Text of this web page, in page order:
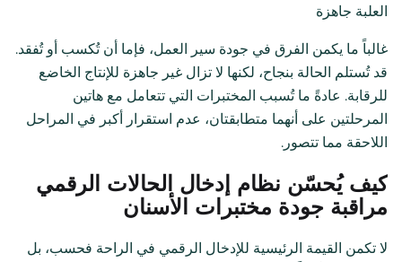
العلبة جاهزة
غالباً ما يكمن الفرق في جودة سير العمل، فإما أن تُكسب أو تُفقد.
قد تُستلم الحالة بنجاح، لكنها لا تزال غير جاهزة للإنتاج الخاضع
للرقابة. عادةً ما تُسبب المختبرات التي تتعامل مع هاتين
المرحلتين على أنهما متطابقتان، عدم استقرار أكبر في المراحل
اللاحقة مما تتصور.
كيف يُحسّن نظام إدخال الحالات الرقمي
مراقبة جودة مختبرات الأسنان
لا تكمن القيمة الرئيسية للإدخال الرقمي في الراحة فحسب، بل